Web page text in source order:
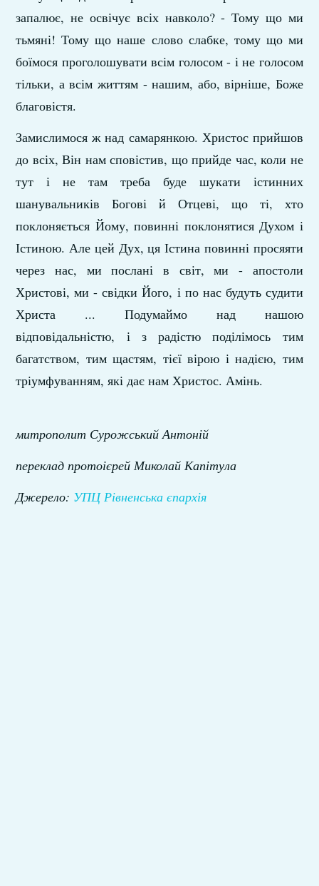
запалює, не освічує всіх навколо? - Тому що ми
тьмяні! Тому що наше слово слабке, тому що ми
боїмося проголошувати всім голосом - і не голосом
тільки, а всім життям - нашим, або, вірніше, Боже
благовістя.
Замислимося ж над самарянкою. Христос прийшов
до всіх, Він нам сповістив, що прийде час, коли не
тут і не там треба буде шукати істинних
шанувальників Богові й Отцеві, що ті, хто
поклоняється Йому, повинні поклонятися Духом і
Істиною. Але цей Дух, ця Істина повинні просяяти
через нас, ми послані в світ, ми - апостоли
Христові, ми - свідки Його, і по нас будуть судити
Христа ... Подумаймо над нашою
відповідальністю, і з радістю поділімось тим
багатством, тим щастям, тієї вірою і надією, тим
тріумфуванням, які дає нам Христос. Амінь.
митрополит Сурожський Антоній
переклад протоієрей Миколай Капітула
Джерело: УПЦ Рівненська єпархія